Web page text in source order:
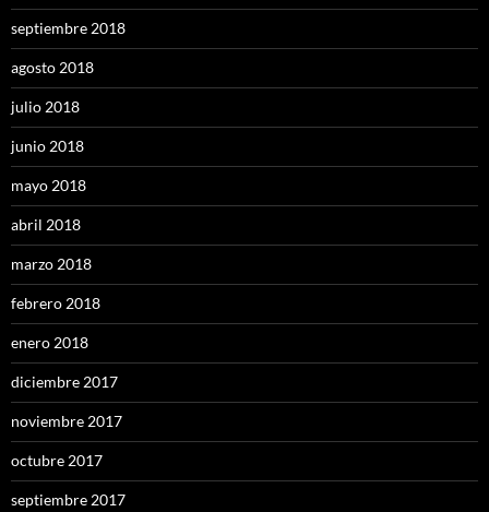
septiembre 2018
agosto 2018
julio 2018
junio 2018
mayo 2018
abril 2018
marzo 2018
febrero 2018
enero 2018
diciembre 2017
noviembre 2017
octubre 2017
septiembre 2017